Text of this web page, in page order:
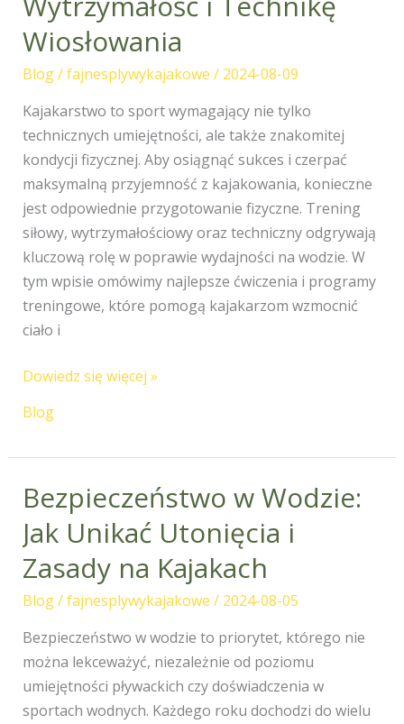
Wiosłowania
Blog/fajnesplywykajakowe / 2024-08-09
Kajakarstwo to sport wymagający nie tylko
technicznych umiejętności, ale także znakomitej
kondycji fizycznej. Aby osiągnąć sukces i czerpać
maksymalną przyjemność z kajakowania, konieczne
jest odpowiednie przygotowanie fizyczne. Trening
siłowy, wytrzymałościowy oraz techniczny odgrywają
kluczową rolę w poprawie wydajności na wodzie. W
tym wpisie omówimy najlepsze ćwiczenia i programy
treningowe, które pomogą kajakarzom wzmocnić
ciało i
Programy
Treningowe,
które
Siłę,
Wytrzymałość
i
Technikę
Wiosłowania
Dowiedz się więcej »
Blog
Bezpieczeństwo w Wodzie:
Jak Unikać Utonięcia i
Zasady na Kajakach
Blog/fajnesplywykajakowe / 2024-08-05
Bezpieczeństwo w wodzie to priorytet, którego nie
można lekceważyć, niezależnie od poziomu
umiejętności pływackich czy doświadczenia w
sportach wodnych. Każdego roku dochodzi do wielu
Bezpieczeństwo
Wodzie:
Jak
Utonięcia
i
Zasady
na
Kajakach